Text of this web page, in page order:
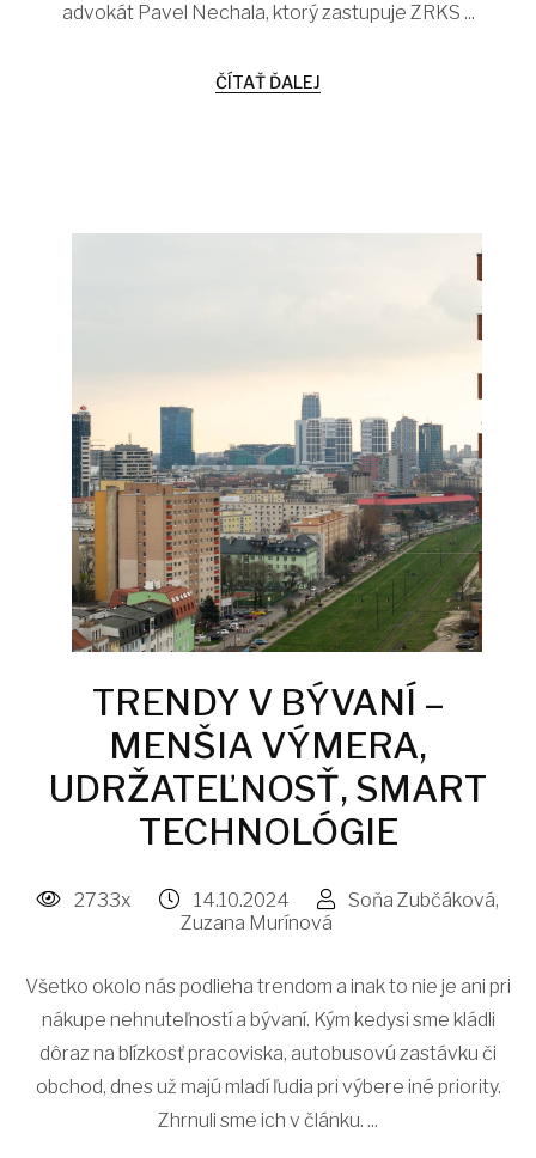
advokát Pavel Nechala, ktorý zastupuje ZRKS ...
ČÍTAŤ ĎALEJ
TRENDY V BÝVANÍ –
MENŠIA VÝMERA,
UDRŽATEĽNOSŤ, SMART
TECHNOLÓGIE
2733x 14.10.2024
Soňa Zubčáková,
Zuzana Murínová
Všetko okolo nás podlieha trendom a inak to nie je ani pri
nákupe nehnuteľností a bývaní. Kým kedysi sme kládli
dôraz na blízkosť pracoviska, autobusovú zastávku či
obchod, dnes už majú mladí ľudia pri výbere iné priority.
Zhrnuli sme ich v článku. ...